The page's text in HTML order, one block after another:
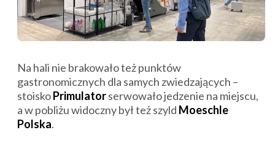
Na hali nie brakowało też punktów
gastronomicznych dla samych zwiedzających –
stoiskoPrimulatorserwowało jedzenie na miejscu,
a w pobliżu widoczny był też szyld Moeschle
Polska.